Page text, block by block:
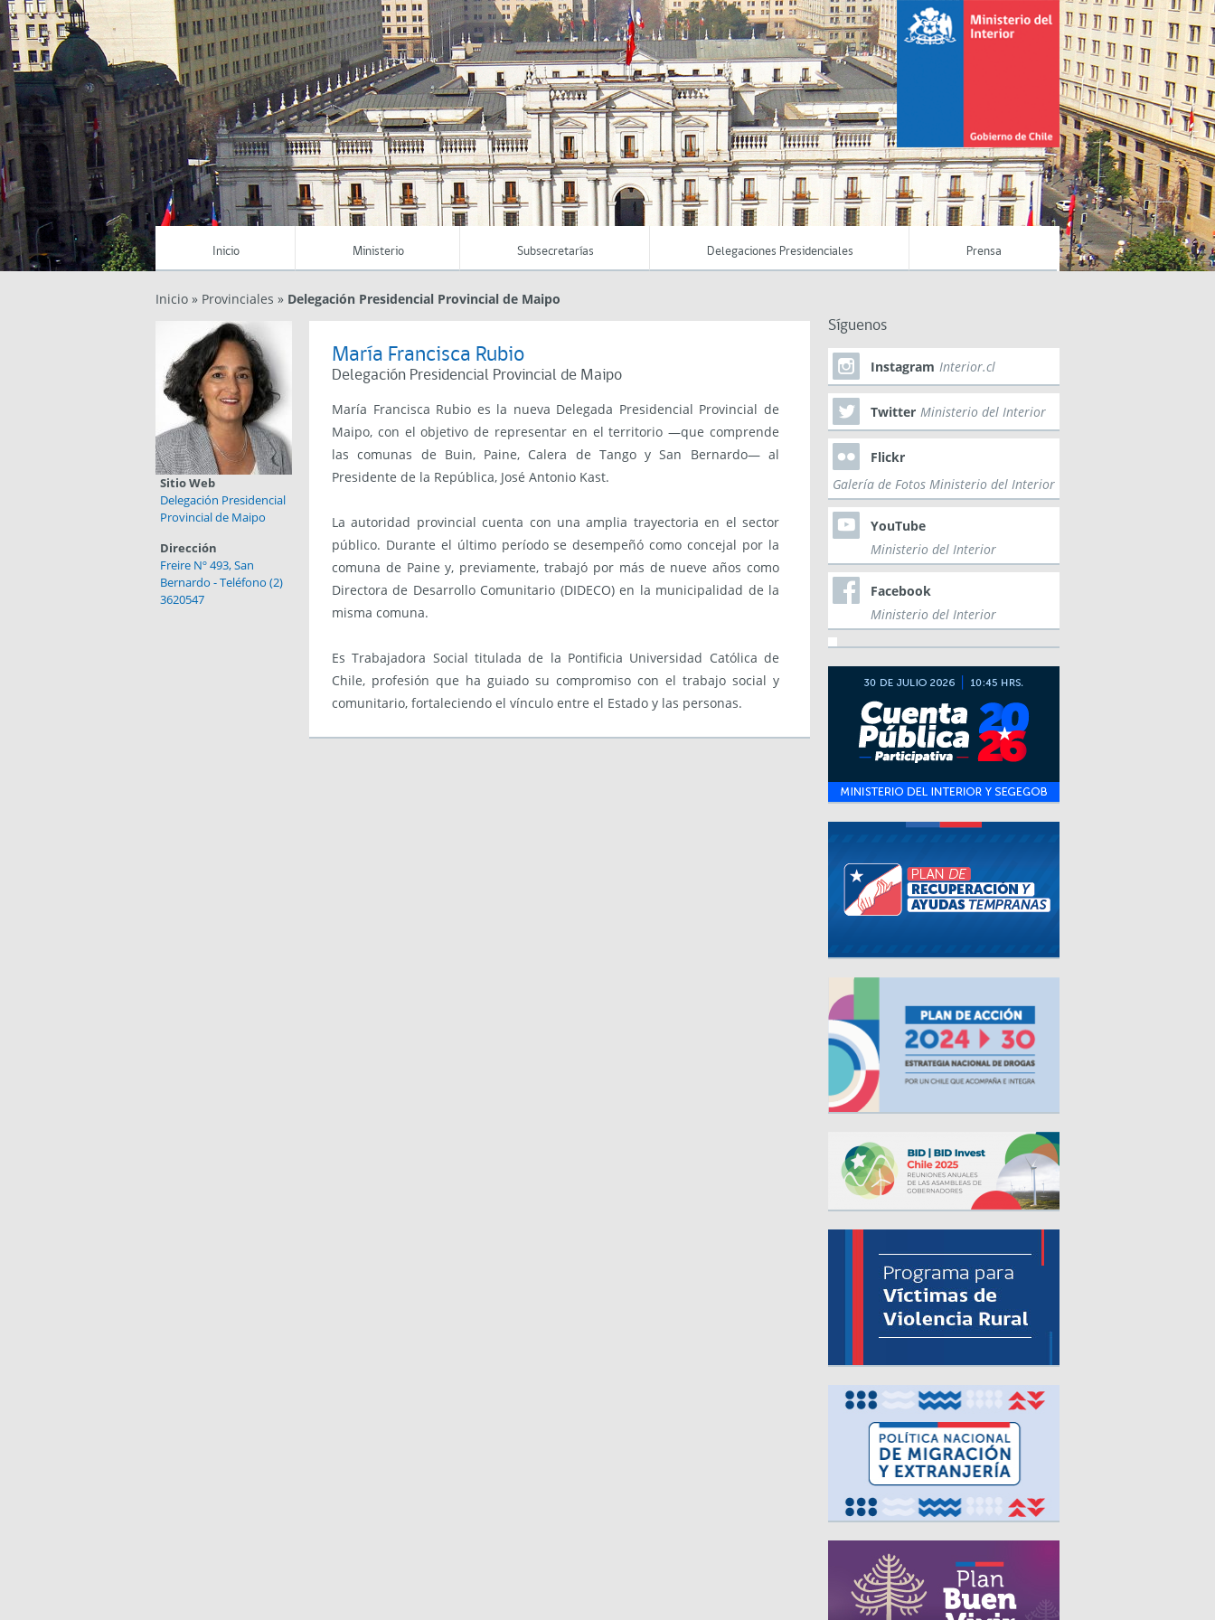
Inicio Ministerio Subsecretarías Delegaciones Presidenciales Prensa
Inicio » Provinciales » Delegación Presidencial Provincial de Maipo
Sitio Web
Delegación Presidencial
Provincial de Maipo
Dirección
Freire Nº 493, San
Bernardo - Teléfono (2)
3620547
María Francisca Rubio
Delegación Presidencial Provincial de Maipo
María Francisca Rubio es la nueva Delegada Presidencial Provincial de
Maipo, con el objetivo de representar en el territorio —que comprende
las comunas de Buin, Paine, Calera de Tango y San Bernardo— al
Presidente de la República, José Antonio Kast.
La autoridad provincial cuenta con una amplia trayectoria en el sector
público. Durante el último período se desempeñó como concejal por la
comuna de Paine y, previamente, trabajó por más de nueve años como
Directora de Desarrollo Comunitario (DIDECO) en la municipalidad de la
misma comuna.
Es Trabajadora Social titulada de la Pontificia Universidad Católica de
Chile, profesión que ha guiado su compromiso con el trabajo social y
comunitario, fortaleciendo el vínculo entre el Estado y las personas.
Síguenos
Instagram Interior.cl
Twitter Ministerio del Interior
Flickr
Galería de Fotos Ministerio del Interior
YouTube
Ministerio del Interior
Facebook
Ministerio del Interior